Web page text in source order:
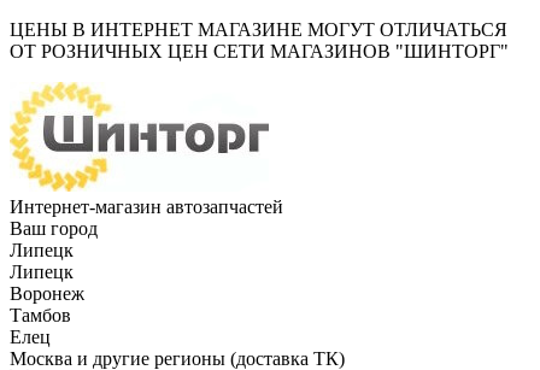
ЦЕНЫ В ИНТЕРНЕТ МАГАЗИНЕ МОГУТ ОТЛИЧАТЬСЯ
ОТ РОЗНИЧНЫХ ЦЕН СЕТИ МАГАЗИНОВ "ШИНТОРГ"
Интернет-магазин автозапчастей
Ваш город
Липецк
Липецк
Воронеж
Тамбов
Елец
Москва и другие регионы (доставка ТК)